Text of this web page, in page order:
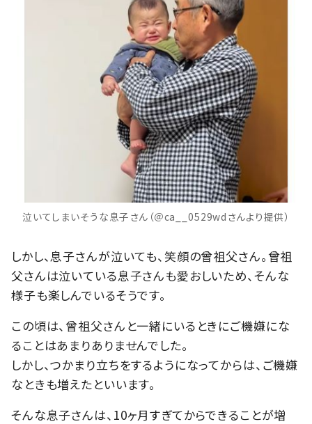
泣いてしまいそうな息子さん（＠ca__0529wdさんより提供）
しかし、息子さんが泣いても、笑顔の曾祖父さん。曾祖
父さんは泣いている息子さんも愛おしいため、そんな
様子も楽しんでいるそうです。
この頃は、曾祖父さんと一緒にいるときにご機嫌にな
ることはあまりありませんでした。
しかし、つかまり立ちをするようになってからは、ご機嫌
なときも増えたといいます。
そんな息子さんは、10ヶ月すぎてからできることが増